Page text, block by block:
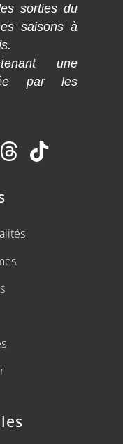
sorties du
saisons à
une
par les